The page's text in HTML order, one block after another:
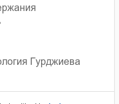
Гурджиева